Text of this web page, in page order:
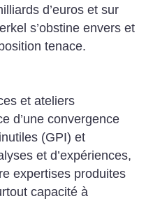
d’euros et sur
s’obstine envers et
tenace.
et ateliers
d’une convergence
(GPI) et
et d’expériences,
expertises produites
capacité à